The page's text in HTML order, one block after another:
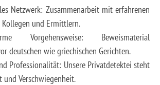
Netzwerk: Zusammenarbeit mit erfahrenen
Kollegen und Ermittlern.
Vorgehensweise: Beweismaterial
deutschen wie griechischen Gerichten.
Professionalität: Unsere Privatdetektei steht
Verschwiegenheit.